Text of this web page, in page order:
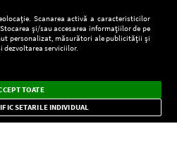
CONFIDENŢIALITATE
și alerte
×
Scanarea activă a caracteristicilor
și/sau accesarea informațiilor de pe
personalizat, măsurători ale publicității și
dezvoltarea serviciilor.
TOATE
SETARILE INDIVIDUAL